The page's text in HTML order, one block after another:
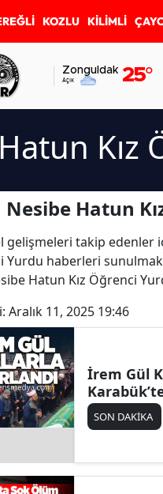
KOZLU KİLİMLİ
Zonguldak
Açık 25°
Hatun
gelişmeleri takip edenler
Yurdu haberleri
Hatun Kız Öğrenci
Aralık 11, 2025 19:46
İrem Gül
SON DAKİKA